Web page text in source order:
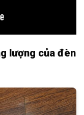
lượng của đèn